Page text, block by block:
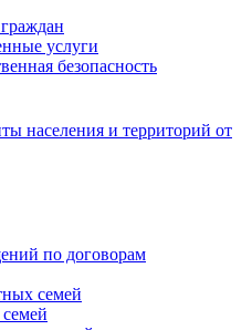
услуги
безопасность
населения и территорий от
по договорам
семей